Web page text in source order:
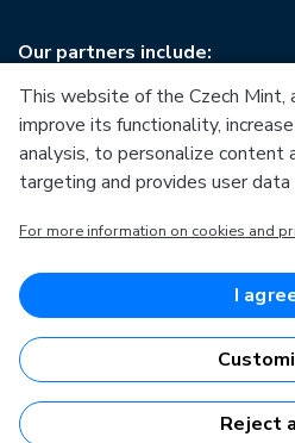
Our partners include:
European Regional
Competitiveness
European Regional
Česká mincovna,
This website of the Czech Mint,
improve its functionality,
analysis, to personalize content
targeting and provides user
For more information on cookies and
I
Reject